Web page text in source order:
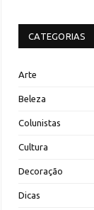
CATEGORIAS
Arte
Beleza
Colunistas
Cultura
Decoração
Dicas